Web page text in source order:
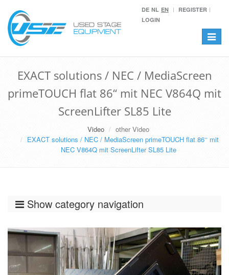
DE NL EN
REGISTER
LOGIN
Toggle
EXACT solutions / NEC / MediaScreen
primeTOUCH flat 86‘‘ mit NEC V864Q mit
ScreenLifter SL85 Lite
Video
other Video
EXACT solutions / NEC / MediaScreen primeTOUCH flat 86‘‘ mit
NEC V864Q mit ScreenLifter SL85 Lite
Show category navigation